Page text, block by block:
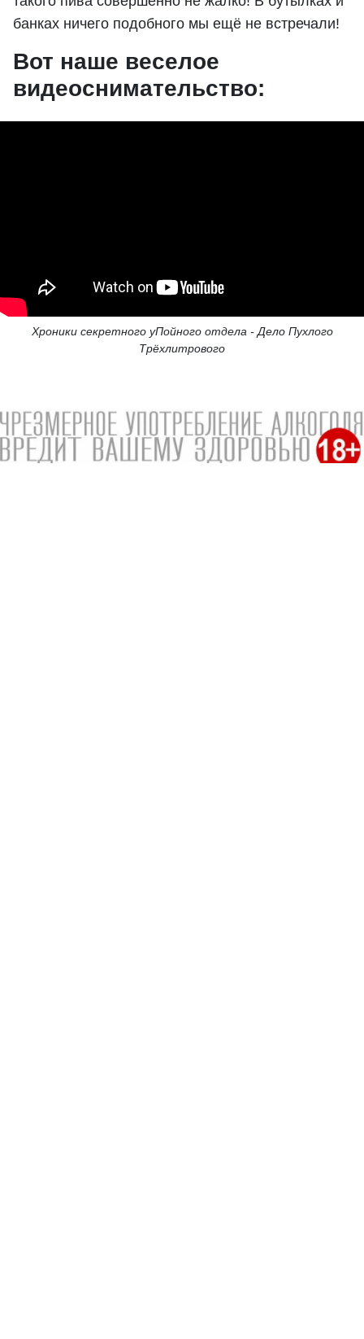
банках ничего подобного мы ещё не встречали!
Вот наше веселое
видеоснимательство:
Хроники секретного уПойного отдела - Дело Пухлого
Трёхлитрового